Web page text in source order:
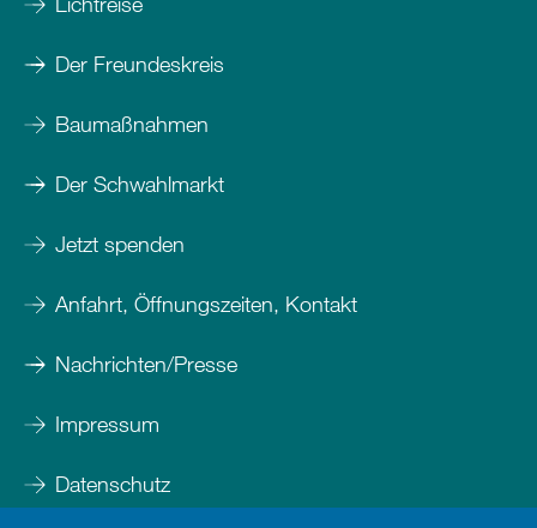
Der Freundeskreis
Baumaßnahmen
Der Schwahlmarkt
Jetzt spenden
Anfahrt, Öffnungszeiten, Kontakt
Nachrichten/Presse
Impressum
Datenschutz